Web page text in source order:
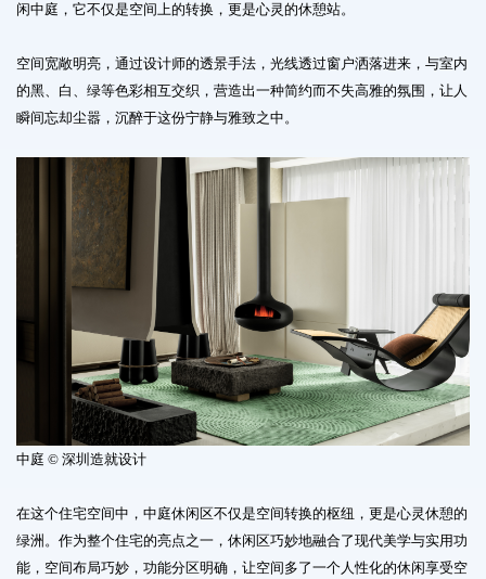
闲中庭，它不仅是空间上的转换，更是心灵的休憩站。
空间宽敞明亮，通过设计师的透景手法，光线透过窗户洒落进来，与室内
的黑、白、绿等色彩相互交织，营造出一种简约而不失高雅的氛围，让人
瞬间忘却尘嚣，沉醉于这份宁静与雅致之中。
中庭 © 深圳造就设计
在这个住宅空间中，中庭休闲区不仅是空间转换的枢纽，更是心灵休憩的
绿洲。作为整个住宅的亮点之一，休闲区巧妙地融合了现代美学与实用功
能，空间布局巧妙，功能分区明确，让空间多了一个人性化的休闲享受空